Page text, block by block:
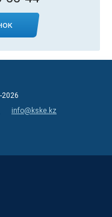
info@kske.kz